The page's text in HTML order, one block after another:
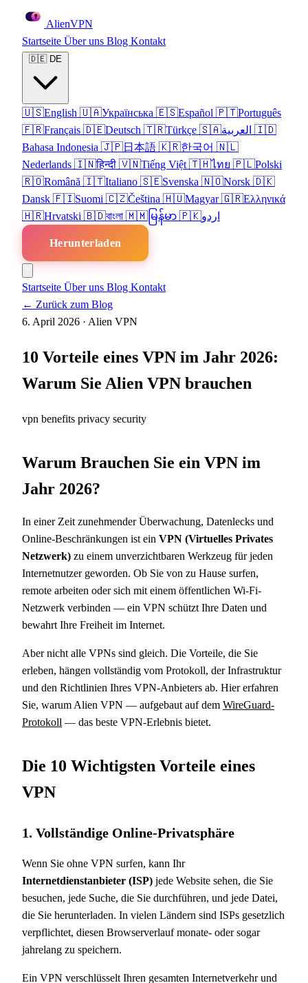
AlienVPN
Startseite Über uns Blog Kontakt
🇩🇪 DE
🇺🇸English 🇺🇦Українська 🇪🇸Español 🇵🇹Português
🇫🇷Français 🇩🇪Deutsch 🇹🇷Türkçe 🇸🇦
🇮🇩
Bahasa Indonesia 🇯🇵日本語 🇰🇷한국어 🇳🇱
Nederlands 🇮🇳हिन्दी 🇻🇳Tiếng Việt 🇹🇭ไทย 🇵🇱Polski
🇷🇴Română 🇮🇹Italiano 🇸🇪Svenska 🇳🇴Norsk 🇩🇰
Dansk 🇫🇮Suomi 🇨🇿Čeština 🇭🇺Magyar🇬🇷Ελληνικά
🇭🇷Hrvatski 🇧🇩বাংলা 🇲🇲 မြန်မာ 🇵🇰اردو
Herunterladen
Startseite Über uns Blog Kontakt
← Zurück zum Blog
6. April 2026 · Alien VPN
10 Vorteile eines VPN im Jahr 2026:
Warum Sie Alien VPN brauchen
vpn benefits privacy security
Warum Brauchen Sie ein VPN im
Jahr 2026?
In einer Zeit zunehmender Überwachung, Datenlecks und
Online-Beschränkungen ist ein VPN (Virtuelles Privates
Netzwerk) zu einem unverzichtbaren Werkzeug für jeden
Internetnutzer geworden. Ob Sie von zu Hause surfen,
remote arbeiten oder sich mit einem öffentlichen Wi-Fi-
Netzwerk verbinden — ein VPN schützt Ihre Daten und
bewahrt Ihre Freiheit im Internet.
Aber nicht alle VPNs sind gleich. Die Vorteile, die Sie
erleben, hängen vollständig vom Protokoll, der Infrastruktur
und den Richtlinien Ihres VPN-Anbieters ab. Hier erfahren
Sie, warum Alien VPN — aufgebaut auf dem WireGuard-
Protokoll — das beste VPN-Erlebnis bietet.
Die 10 Wichtigsten Vorteile eines
VPN
1. Vollständige Online-Privatsphäre
Wenn Sie ohne VPN surfen, kann Ihr
Internetdienstanbieter (ISP) jede Website sehen, die Sie
besuchen, jede Suche, die Sie durchführen, und jede Datei,
die Sie herunterladen. In vielen Ländern sind ISPs gesetzlich
verpflichtet, diesen Browserverlauf monate- oder sogar
jahrelang zu speichern.
Ein VPN verschlüsselt Ihren gesamten Internetverkehr und